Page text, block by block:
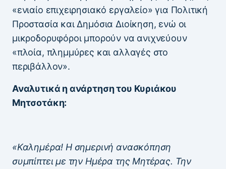
«ενιαίο επιχειρησιακό εργαλείο» για Πολιτική
Προστασία και Δημόσια Διοίκηση, ενώ οι
μικροδορυφόροι μπορούν να ανιχνεύουν
«πλοία, πλημμύρες και αλλαγές στο
περιβάλλον».
Αναλυτικά η ανάρτηση του Κυριάκου
Μητσοτάκη:
«Καλημέρα! Η σημερινή ανασκόπηση
συμπίπτει με την Ημέρα της Μητέρας. Την